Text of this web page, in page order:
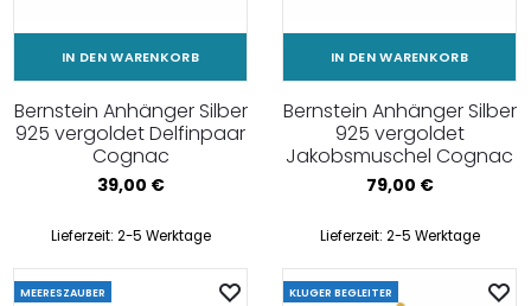
IN DEN WARENKORB
Bernstein Anhänger Silber
925 vergoldet Delfinpaar
Cognac
39,00 €
Lieferzeit: 2-5 Werktage
IN DEN WARENKORB
Bernstein Anhänger Silber
925 vergoldet
Jakobsmuschel Cognac
79,00 €
Lieferzeit: 2-5 Werktage
MEERESZAUBER KLUGER BEGLEITER